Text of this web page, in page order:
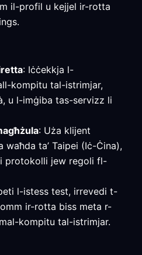
il-profil u kejjel ir-rotta
: Iċċekkja l-
kompitu tal-istrimjar,
u l-imġiba tas-servizz li
: Uża klijent
ta’ Taipei (Iċ-Ċina),
protokolli jew regoli fl-
l-istess test, irrevedi t-
ir-rotta biss meta r-
kompitu tal-istrimjar.